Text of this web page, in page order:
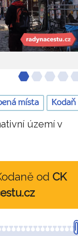
místa Kodaň
území v
od CK